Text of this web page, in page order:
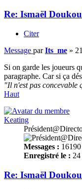
Re: Ismaël
Citer
Message parIts_me »
Si on garde les joueurs
paragraphe. Car si ça
"Il n'est pas concevable
Haut
Keating
Messages : 16190
Enregistré le :
Re: Ismaël